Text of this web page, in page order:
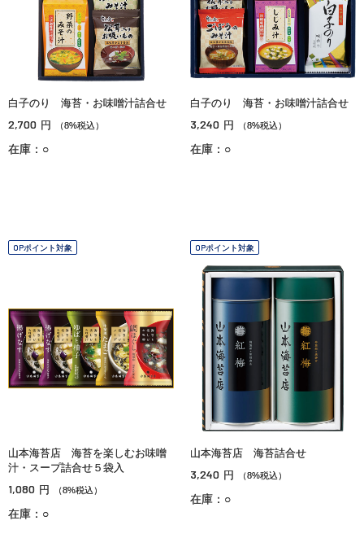
白子のり 海苔・お味噌汁詰合せ
2,700 円 （8%税込）
在庫：○
白子のり 海苔・お味噌汁詰合せ
3,240 円 （8%税込）
在庫：○
OPポイント対象
山本海苔店 海苔を楽しむお味噌
汁・スープ詰合せ５袋入
1,080 円 （8%税込）
在庫：○
OPポイント対象
山本海苔店 海苔詰合せ
3,240 円 （8%税込）
在庫：○